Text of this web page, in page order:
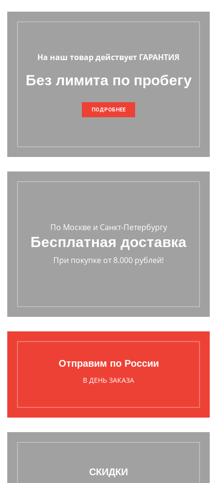
На наш товар действует ГАРАНТИЯ
Без лимита по пробегу
ПОДРОБНЕЕ
По Москве и Санкт-Петербургу
Бесплатная доставка
При покупке от 8.000 рублей!
Отправим по России
В ДЕНЬ ЗАКАЗА
СКИДКИ